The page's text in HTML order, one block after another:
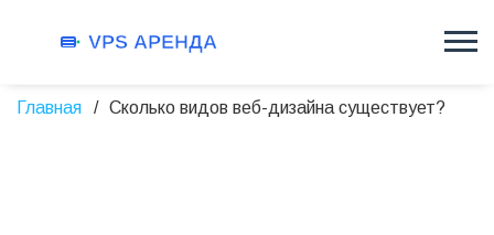
Главная Сколько видов веб-дизайна существует?